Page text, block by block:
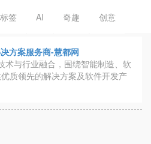
标签 AI 奇趣 创意
方案服务商-慧都网
术与行业融合，围绕智能制造、软
质领先的解决方案及软件开发产